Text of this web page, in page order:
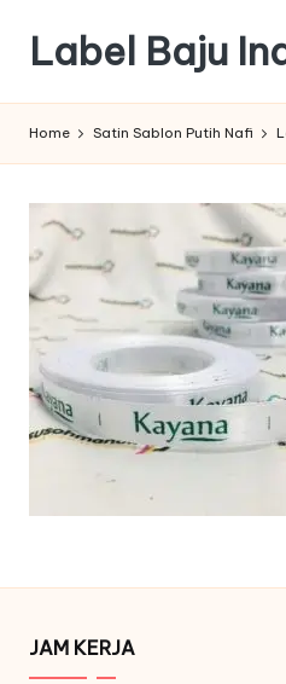
content
Label Baju
Home Satin Sablon Putih Nafi
JAM KERJA